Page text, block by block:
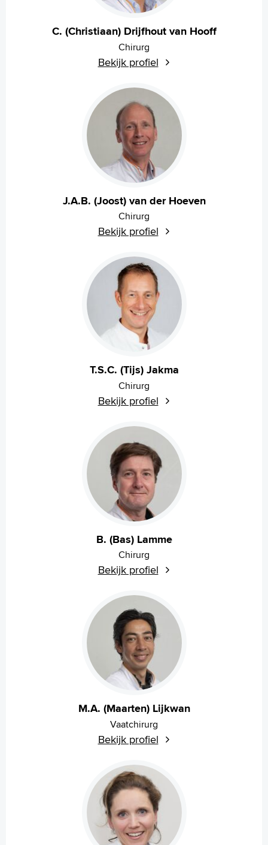
C. (Christiaan) Drijfhout van Hooff
Chirurg
Bekijk profiel
J.A.B. (Joost) van der Hoeven
Chirurg
Bekijk profiel
T.S.C. (Tijs) Jakma
Chirurg
Bekijk profiel
B. (Bas) Lamme
Chirurg
Bekijk profiel
M.A. (Maarten) Lijkwan
Vaatchirurg
Bekijk profiel